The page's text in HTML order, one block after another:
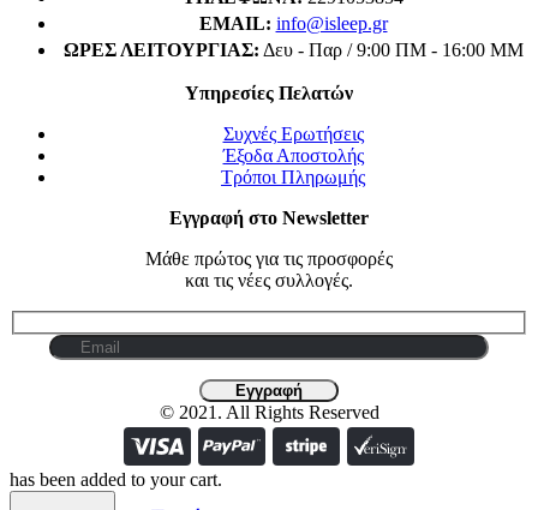
EMAIL: info@isleep.gr
ΏΡΕΣ ΛΕΙΤΟΥΡΓΊΑΣ: Δευ - Παρ / 9:00 ΠΜ - 16:00 ΜΜ
Υπηρεσίες Πελατών
Συχνές Ερωτήσεις
Έξοδα Αποστολής
Τρόποι Πληρωμής
Εγγραφή στο Newsletter
Μάθε πρώτος για τις προσφορές
και τις νέες συλλογές.
© 2021. All Rights Reserved
has been added to your cart.